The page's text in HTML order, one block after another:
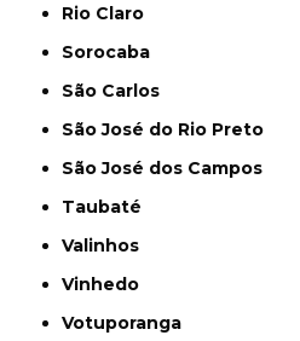
Rio Claro
Sorocaba
São Carlos
São José do Rio Preto
São José dos Campos
Taubaté
Valinhos
Vinhedo
Votuporanga